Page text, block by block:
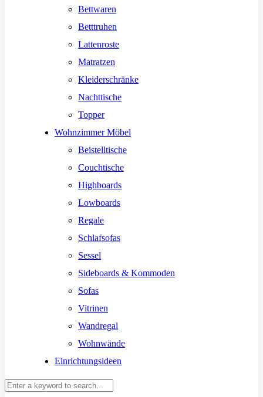
Bettwaren
Betttruhen
Lattenroste
Matratzen
Kleiderschränke
Nachttische
Topper
Wohnzimmer Möbel
Beistelltische
Couchtische
Highboards
Lowboards
Regale
Schlafsofas
Sessel
Sideboards & Kommoden
Sofas
Vitrinen
Wandregal
Wohnwände
Einrichtungsideen